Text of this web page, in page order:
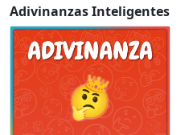
Adivinanzas Inteligentes